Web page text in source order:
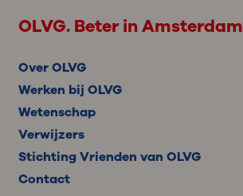
OLVG. Beter in Amsterdam
Over OLVG
Werken bij OLVG
Wetenschap
Verwijzers
Stichting Vrienden van OLVG
Contact